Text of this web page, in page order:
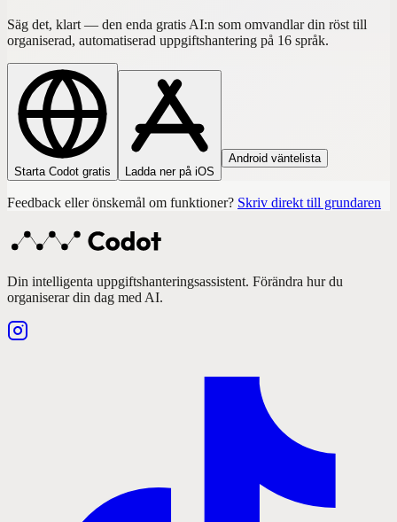
Säg det, klart — den enda gratis AI:n som omvandlar din röst till
organiserad, automatiserad uppgiftshantering på 16 språk.
Starta Codot gratis Ladda ner på iOS
Android väntelista
Feedback eller önskemål om funktioner? Skriv direkt till grundaren
Din intelligenta uppgiftshanteringsassistent. Förändra hur du
organiserar din dag med AI.